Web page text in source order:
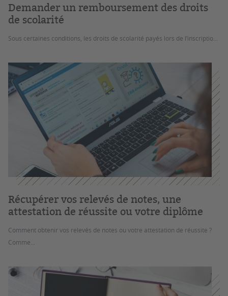
Demander un remboursement des droits
de scolarité
Sous certaines conditions, les droits de scolarité payés lors de l’inscriptio...
Récupérer vos relevés de notes, une
attestation de réussite ou votre diplôme
Comment obtenir vos relevés de notes ou votre attestation de réussite ?
Comme...